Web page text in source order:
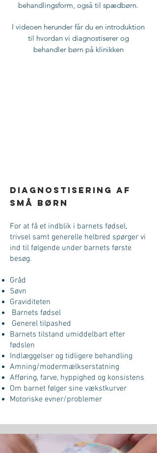
behandlingsform, også til spædbørn.
I videoen herunder får du en introduktion
til hvordan vi diagnostiserer og
behandler børn på klinikken
Diagnostisering af
små børn
For at få et indblik i barnets fødsel,
trivsel samt generelle helbred spørger vi
ind til følgende under barnets første
besøg.
Gråd
Søvn
Graviditeten
Barnets fødsel
Generel tilpashed
Barnets tilstand umiddelbart efter
fødslen
Indlæggelser og tidligere behandling
Amning/modermælkserstatning
Afføring, farve, hyppighed og konsistens
Om barnet følger sine vækstkurver
Motoriske evner/problemer